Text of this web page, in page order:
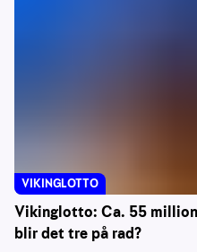
Vikinglotto: Ca. 55
blir det tre på rad?
VIKINGLOTTO